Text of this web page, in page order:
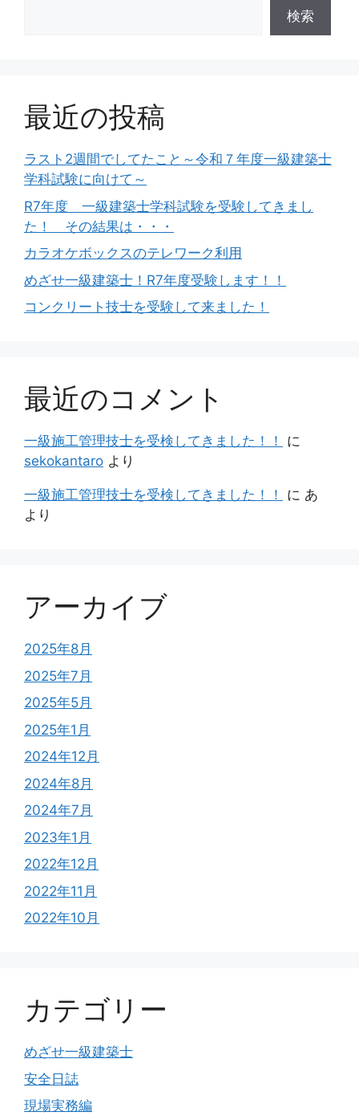
検索
最近の投稿
ラスト2週間でしてたこと～令和７年度一級建築士
学科試験に向けて～
R7年度 一級建築士学科試験を受験してきまし
た！ その結果は・・・
カラオケボックスのテレワーク利用
めざせ一級建築士！R7年度受験します！！
コンクリート技士を受験して来ました！
最近のコメント
一級施工管理技士を受検してきました！！
に
sekokantaro より
一級施工管理技士を受検してきました！！ に あ
より
アーカイブ
2025年8月
2025年7月
2025年5月
2025年1月
2024年12月
2024年8月
2024年7月
2023年1月
2022年12月
2022年11月
2022年10月
カテゴリー
めざせ一級建築士
安全日誌
現場実務編